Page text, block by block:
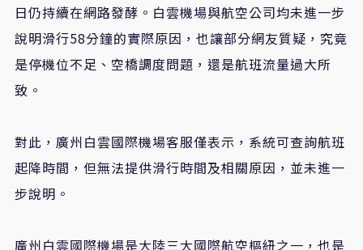
日仍持續在網路發酵。白雲機場與航空公司均未進一步
說明滑行58分鐘的實際原因，也讓部分網友質疑，究竟
是停機位不足、空橋調度問題，還是航班流量過大所
致。
對此，廣州白雲國際機場客服僅表示，系統可查詢航班
起降時間，但無法提供滑行時間及相關原因，並未進一
步說明。
廣州白雲國際機場是大陸三大國際航空樞紐之一，也是